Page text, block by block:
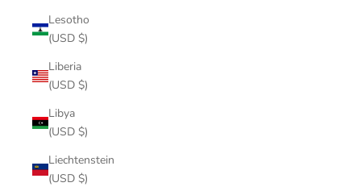
Lesotho
(USD $)
Liberia
(USD $)
Libya
(USD $)
Liechtenstein
(USD $)